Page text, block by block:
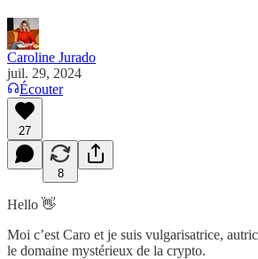
Caroline Jurado
juil. 29, 2024
Écouter
27
8
Hello 👋
Moi c’est Caro et je suis vulgarisatrice,
le domaine mystérieux de la crypto.